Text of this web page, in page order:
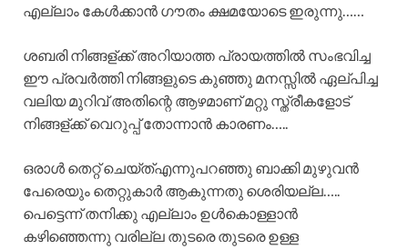
എല്ലാം കേൾക്കാൻ ഗൗതം ക്ഷമയോടെ ഇരുന്നു……
ശബരി നിങ്ങള്ക്ക് അറിയാത്ത പ്രായത്തിൽ സംഭവിച്ച
ഈ പ്രവർത്തി നിങ്ങളുടെ കുഞ്ഞു മനസ്സിൽ ഏല്പിച്ച
വലിയ മുറിവ് അതിന്റെ ആഴമാണ് മറ്റു സ്ത്രീകളോട്
നിങ്ങള്ക്ക് വെറുപ്പ് തോന്നാൻ കാരണം…..
ഒരാൾ തെറ്റ് ചെയ്ത്എന്നുപറഞ്ഞു ബാക്കി മുഴുവൻ
പേരെയും തെറ്റുകാർ ആകുന്നതു ശെരിയല്ല…..
പെട്ടെന്ന് തനിക്കു എല്ലാം ഉൾകൊള്ളാൻ
കഴിഞ്ഞെന്നു വരില്ല തുടരെ തുടരെ ഉള്ള